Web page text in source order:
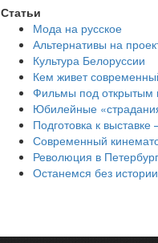
Статьи
Мода на русское
Альтернативы на
Культура Белоруссии
Кем живет
Фильмы под открытым
Юбилейные
Подготовка к
Современный
Революция в
Останемся без